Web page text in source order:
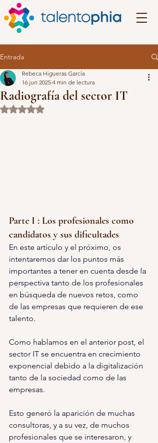
Entrada
Radiografía del sector IT
Rebeca Higueras García
16 jun 2025 4 min de lectura
Obtuvo NaN de 5 estrellas.
Parte I : Los profesionales como
candidatos y sus dificultades
En este artículo y el próximo, os
intentaremos dar los puntos más
importantes a tener en cuenta desde la
perspectiva tanto de los profesionales
en búsqueda de nuevos retos, como
de las empresas que requieren de ese
talento.
Como hablamos en el anterior post, el
sector IT se encuentra en crecimiento
exponencial debido a la digitalización
tanto de la sociedad como de las
empresas.
Esto generó la aparición de muchas
consultoras, y a su vez, de muchos
profesionales que se interesaron, y